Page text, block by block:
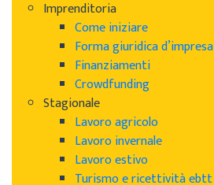
Imprenditoria
Come iniziare
Forma giuridica d’impresa
Finanziamenti
Crowdfunding
Stagionale
Lavoro agricolo
Lavoro invernale
Lavoro estivo
Turismo e ricettività ebtt